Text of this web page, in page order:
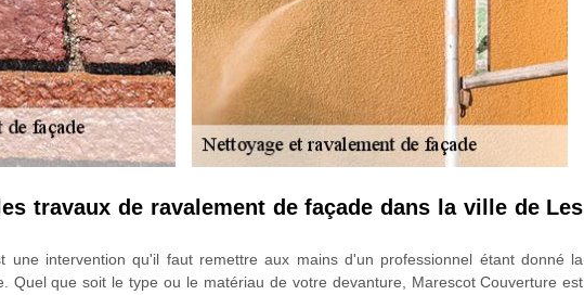
travaux de ravalement de façade dans la ville de Les
une intervention qu'il faut remettre aux mains d'un professionnel étant donné la
Quel que soit le type ou le matériau de votre devanture, Marescot Couverture est